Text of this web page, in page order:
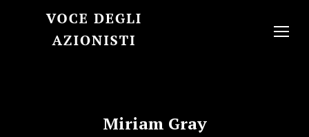
Miriam Gray